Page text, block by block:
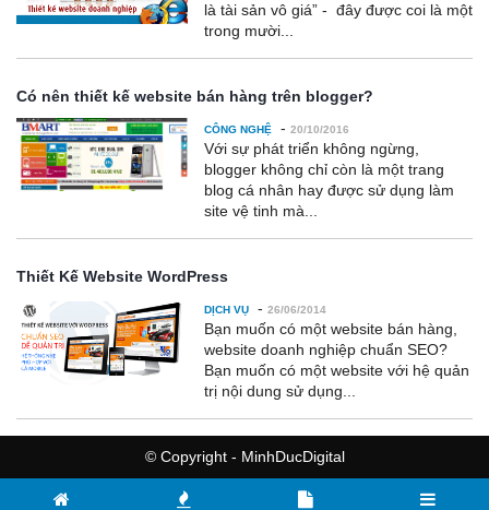
là tài sản vô giá” - đây được coi là một
trong mười...
Có nên thiết kế website bán hàng trên blogger?
CÔNG NGHỆ - 20/10/2016
Với sự phát triển không ngừng,
blogger không chỉ còn là một trang
blog cá nhân hay được sử dụng làm
site vệ tinh mà...
Thiết Kế Website WordPress
DỊCH VỤ - 26/06/2014
Bạn muốn có một website bán hàng,
website doanh nghiệp chuẩn SEO?
Bạn muốn có một website với hệ quản
trị nội dung sử dụng...
© Copyright - MinhDucDigital